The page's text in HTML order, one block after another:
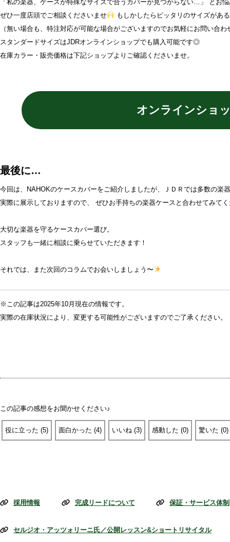
「私の楽器、ケースが特殊なサイズで合うカバーが見つからない…」 とお
ぜひ一度店頭でご相談くださいませ
もしかしたらピッタリのサイズがあ
（無い場合も、特注対応が可能な場合がございますのでお気軽にお問い合わ
スタンダードサイズはJDRオンラインショップでも購入可能です◎
在庫カラー・販売価格は下記ショップよりご確認くださいませ。
オンラインショ
最後に…
今回は、NAHOKのケースカバーをご紹介しましたが、ＪＤＲでは多数の楽
実際に展示しておりますので、 ぜひお手持ちの楽器ケースと合わせてみて
大切な楽器を守るケースカバー選び。
スタッフも一緒に相談に乗らせていただきます！
それでは、また次回のコラムでお会いしましょう〜
※この記事は2025年10月現在の情報です。
実際の在庫状況により、変更する可能性がございますのでご了承ください。
この記事の感想をお聞かせください♪
役に立った (5) 面白かった (4) いいね (3) 感動した (0) 驚いた (0)
採用情報 完成リードについて 保証・サービス体制
セルジオ・アッツォリーニ氏／公開レッスン&ショートリサイタル